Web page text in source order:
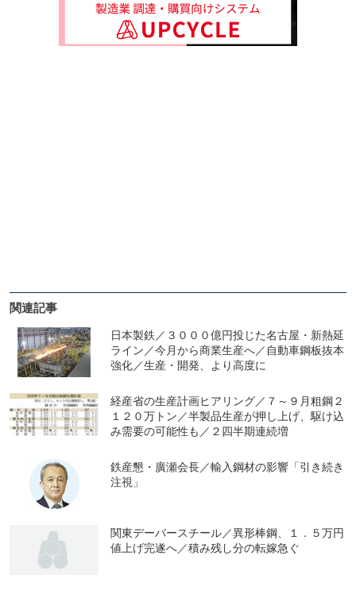
関連記事
日本製鉄／３０００億円投じた名古屋・新熱延
ライン／今月から商業生産へ／自動車鋼板抜本
強化／生産・開発、より高度に
経産省の生産計画ヒアリング／７～９月粗鋼２
１２０万トン／半製品生産が押し上げ、駆け込
み需要の可能性も／２四半期連続増
鉄産懇・廣瀬会長／輸入鋼材の影響「引き続き
注視」
関東デーバースチール／異形棒鋼、１．５万円
値上げ完遂へ／積み残し分の転嫁急ぐ